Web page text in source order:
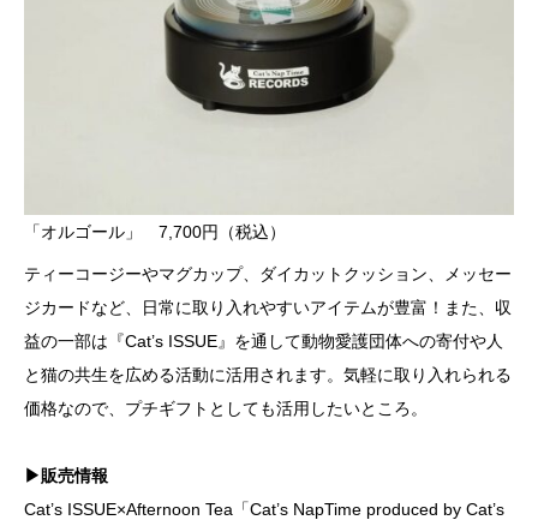
「オルゴール」 7,700円（税込）
ティーコージーやマグカップ、ダイカットクッション、メッセー
ジカードなど、日常に取り入れやすいアイテムが豊富！また、収
益の一部は『Cat’s ISSUE』を通して動物愛護団体への寄付や人
と猫の共生を広める活動に活用されます。気軽に取り入れられる
価格なので、プチギフトとしても活用したいところ。
▶販売情報
Cat’s ISSUE×Afternoon Tea「Cat’s NapTime produced by Cat’s